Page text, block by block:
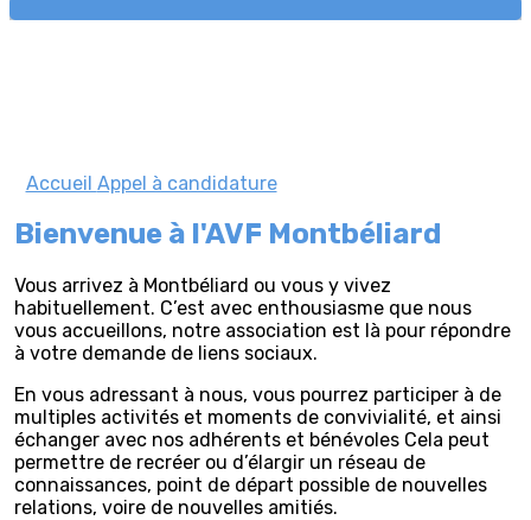
Accueil Appel à candidature
Bienvenue à l'AVF Montbéliard
Vous arrivez à Montbéliard ou vous y vivez
habituellement. C’est avec enthousiasme que nous
vous accueillons, notre association est là pour répondre
à votre demande de liens sociaux.
En vous adressant à nous, vous pourrez participer à de
multiples activités et moments de convivialité, et ainsi
échanger avec nos adhérents et bénévoles Cela peut
permettre de recréer ou d’élargir un réseau de
connaissances, point de départ possible de nouvelles
relations, voire de nouvelles amitiés.